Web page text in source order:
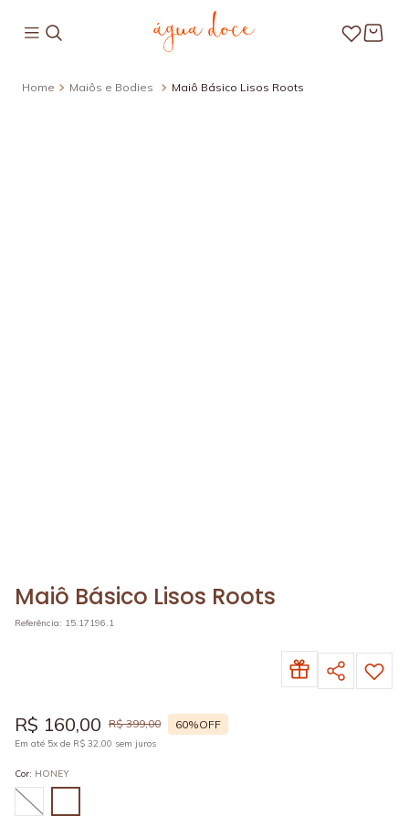
Maiôs e Bodies Maiô Básico Lisos Roots
Maiô Básico Lisos Roots
Referência: 15.17196.1
R$ 160,00 R$ 399,00 60%OFF
Em até 5x de R$ 32 00 sem juros
Cor: HONEY